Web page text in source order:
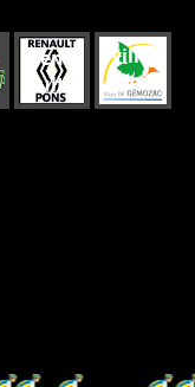
Rena
ult
ville-
gemo
zac